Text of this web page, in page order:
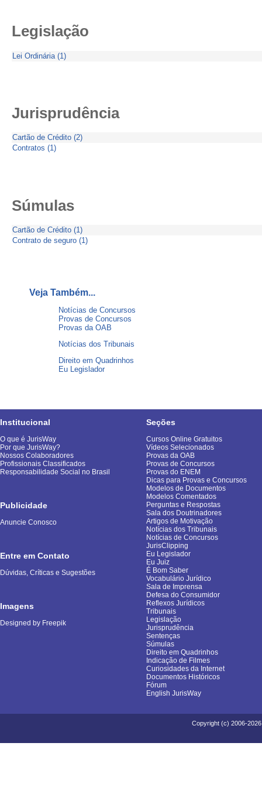
Legislação
Lei Ordinária (1)
Jurisprudência
Cartão de Crédito (2)
Contratos (1)
Súmulas
Cartão de Crédito (1)
Contrato de seguro (1)
Veja Também...
Notícias de Concursos
Provas de Concursos
Provas da OAB
Notícias dos Tribunais
Direito em Quadrinhos
Eu Legislador
Institucional
O que é JurisWay
Por que JurisWay?
Nossos Colaboradores
Profissionais Classificados
Responsabilidade Social no Brasil
Publicidade
Anuncie Conosco
Entre em Contato
Dúvidas, Críticas e Sugestões
Imagens
Designed by Freepik
Seções
Cursos Online Gratuitos
Vídeos Selecionados
Provas da OAB
Provas de Concursos
Provas do ENEM
Dicas para Provas e Concursos
Modelos de Documentos
Modelos Comentados
Perguntas e Respostas
Sala dos Doutrinadores
Artigos de Motivação
Notícias dos Tribunais
Notícias de Concursos
JurisClipping
Eu Legislador
Eu Juiz
É Bom Saber
Vocabulário Jurídico
Sala de Imprensa
Defesa do Consumidor
Reflexos Jurídicos
Tribunais
Legislação
Jurisprudência
Sentenças
Súmulas
Direito em Quadrinhos
Indicação de Filmes
Curiosidades da Internet
Documentos Históricos
Fórum
English JurisWay
Copyright (c) 2006-